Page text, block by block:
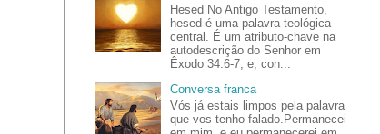
Hesed No Antigo Testamento,
hesed é uma palavra teológica
central. É um atributo-chave na
autodescrição do Senhor em
Êxodo 34.6-7; e, con...
Conversa franca
Vós já estais limpos pela palavra
que vos tenho falado.Permanecei